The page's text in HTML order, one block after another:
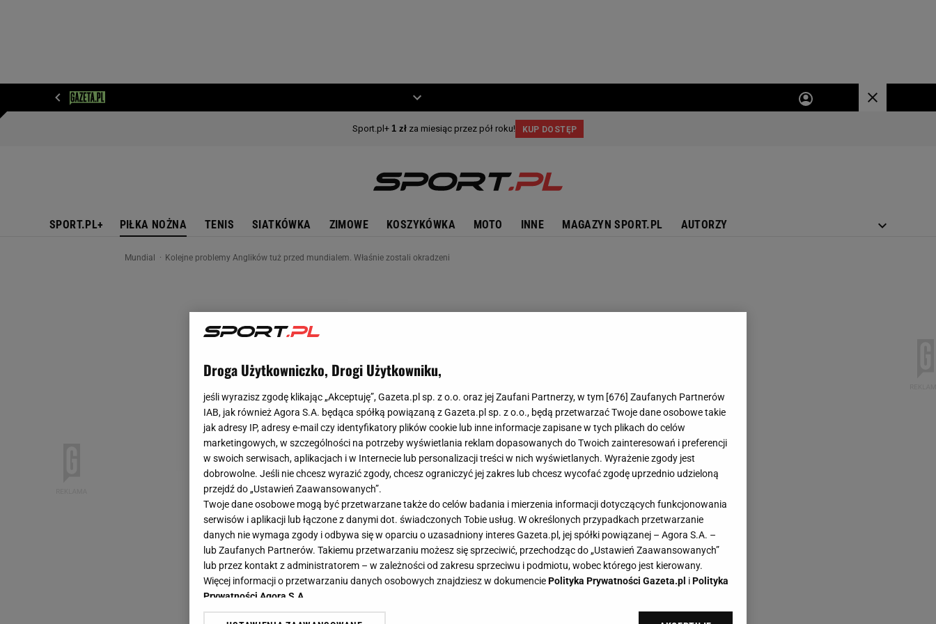
SPORT.PL+ PIŁKA NOŻNA TENIS SIATKÓWKA ZIMOWE KOSZYKÓWKA MOTO INNE MAGAZYN SPORT.PL AUTORZY
Mundial Kolejne problemy Anglików tuż przed mundialem. Właśnie zostali okradzeni
Droga Użytkowniczko, Drogi Użytkowniku,
jeśli wyrazisz zgodę klikając „Akceptuję”, Gazeta.pl sp. z o.o. oraz jej Zaufani Partnerzy, w tym [676] Zaufanych Partnerów
IAB, jak również Agora S.A. będąca spółką powiązaną z Gazeta.pl sp. z o.o., będą przetwarzać Twoje dane osobowe takie
jak adresy IP, adresy e-mail czy identyfikatory plików cookie lub inne informacje zapisane w tych plikach do celów
marketingowych, w szczególności na potrzeby wyświetlania reklam dopasowanych do Twoich zainteresowań i preferencji
w swoich serwisach, aplikacjach i w Internecie lub personalizacji treści w nich wyświetlanych. Wyrażenie zgody jest
dobrowolne. Jeśli nie chcesz wyrazić zgody, chcesz ograniczyć jej zakres lub chcesz wycofać zgodę uprzednio udzieloną
przejdź do „Ustawień Zaawansowanych”.
Twoje dane osobowe mogą być przetwarzane także do celów badania i mierzenia informacji dotyczących funkcjonowania
serwisów i aplikacji lub łączone z danymi dot. świadczonych Tobie usług. W określonych przypadkach przetwarzanie
danych nie wymaga zgody i odbywa się w oparciu o uzasadniony interes Gazeta.pl, jej spółki powiązanej – Agora S.A. –
lub Zaufanych Partnerów. Takiemu przetwarzaniu możesz się sprzeciwić, przechodząc do „Ustawień Zaawansowanych”
lub przez kontakt z administratorem – w zależności od zakresu sprzeciwu i podmiotu, wobec którego jest kierowany.
Więcej informacji o przetwarzaniu danych osobowych znajdziesz w dokumenciePolityka Prywatności Gazeta.pl iPolityka
Prywatności Agora S.A.